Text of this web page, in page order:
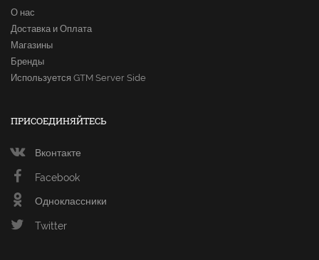
О нас
Доставка и Оплата
Магазины
Бренды
Используется GTM Server Side
ПРИСОЕДИНЯЙТЕСЬ
Вконтакте
Facebook
Одноклассники
Twitter